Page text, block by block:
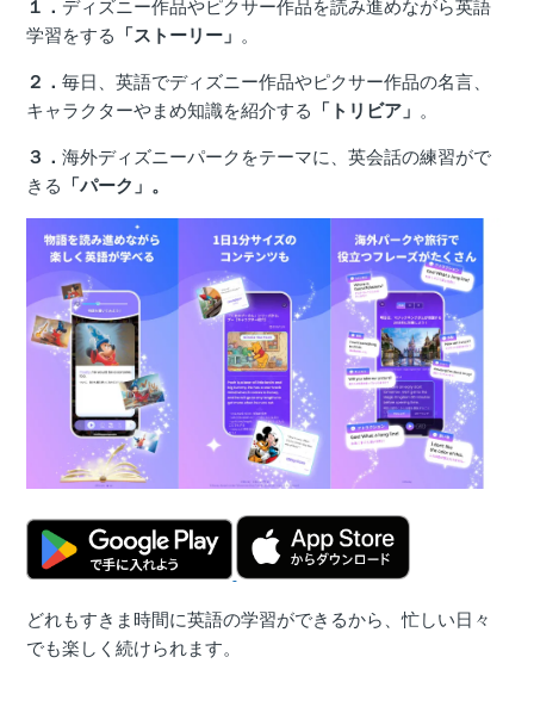
１． ディズニー作品やピクサー作品を読み進めながら英語
学習をする 「ストーリー」 。
２．毎日、英語でディズニー作品やピクサー作品の名言、
キャラクターやまめ知識を紹介する 「トリビア」 。
３．海外ディズニーパークをテーマに、英会話の練習がで
きる 「パーク」。
どれもすきま時間に英語の学習ができるから、忙しい日々
でも楽しく続けられます。